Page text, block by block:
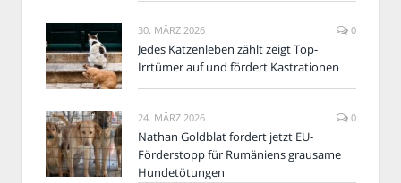
30. MÄRZ 2026 0
Jedes Katzenleben zählt zeigt Top-
Irrtümer auf und fördert Kastrationen
24. MÄRZ 2026 0
Nathan Goldblat fordert jetzt EU-
Förderstopp für Rumäniens grausame
Hundetötungen